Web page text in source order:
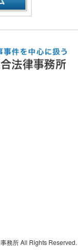
務所 All Rights Reserved.